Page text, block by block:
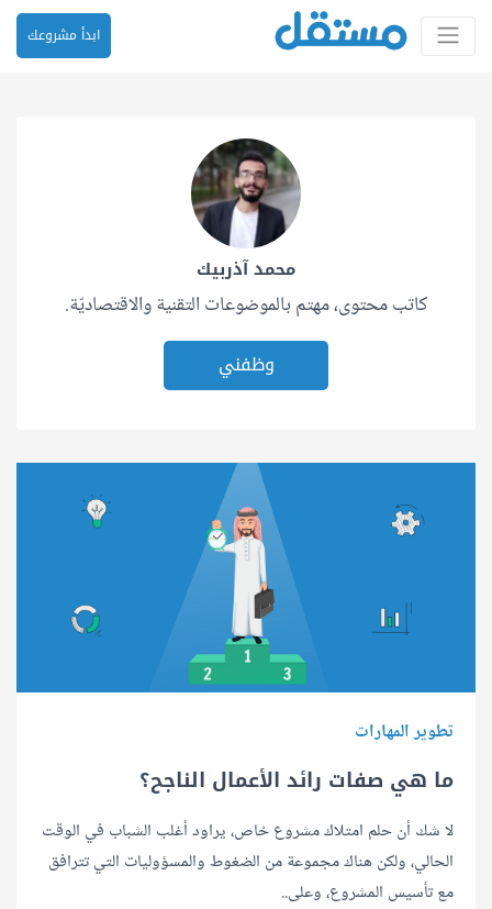
ابدأ مشروعك
محمد آذربيك
كاتب محتوى، مهتم بالموضوعات التقنية والاقتصاديّة.
وظفني
تطوير المهارات
ما هي صفات رائد الأعمال الناجح؟
لا شك أن حلم امتلاك مشروع خاص، يراود أغلب الشباب في الوقت
الحالي، ولكن هناك مجموعة من الضغوط والمسؤوليات التي تترافق
مع تأسيس المشروع، وعلى..